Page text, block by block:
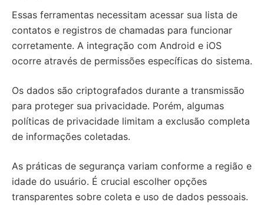
Essas ferramentas necessitam acessar sua lista de
contatos e registros de chamadas para funcionar
corretamente. A integração com Android e iOS
ocorre através de permissões específicas do sistema.
Os dados são criptografados durante a transmissão
para proteger sua privacidade. Porém, algumas
políticas de privacidade limitam a exclusão completa
de informações coletadas.
As práticas de segurança variam conforme a região e
idade do usuário. É crucial escolher opções
transparentes sobre coleta e uso de dados pessoais.